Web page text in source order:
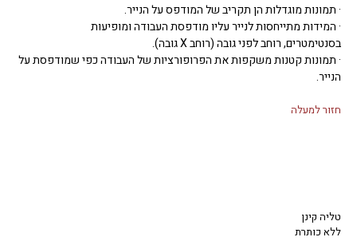
· תמונות מוגדלות הן תקריב של המודפס על הנייר.
· המידות מתייחסות לנייר עליו מודפסת העבודה ומופיעות
בסנטימטרים, רוחב לפני גובה (רוחב X גובה).
· תמונות קטנות משקפות את הפרופורציות של העבודה כפי שמודפסת על
הנייר.
חזור למעלה
טליה קינן
ללא כותרת